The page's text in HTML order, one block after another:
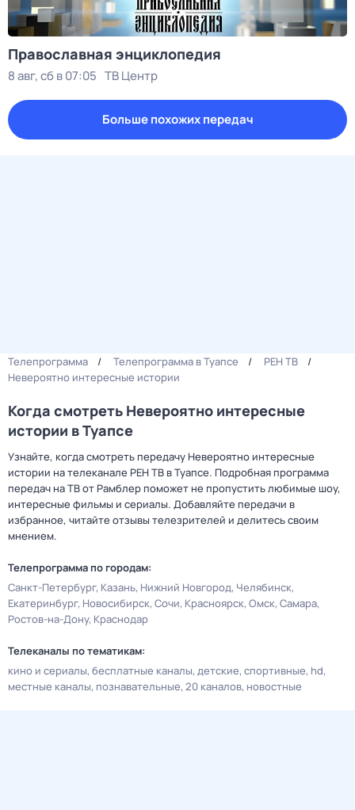
Православная энциклопедия
8 авг, сб в 07:05 ТВ Центр
Больше похожих передач
Телепрограмма Телепрограмма в Туапсе
РЕН ТВ
Невероятно интересные истории
Когда смотреть Невероятно интересные
истории в Туапсе
Узнайте, когда смотреть передачу Невероятно интересные
истории на телеканале РЕН ТВ в Туапсе. Подробная программа
передач на ТВ от Рамблер поможет не пропустить любимые шоу,
интересные фильмы и сериалы. Добавляйте передачи в
избранное, читайте отзывы телезрителей и делитесь своим
мнением.
Телепрограмма по городам:
Санкт-Петербург Казань Нижний Новгород Челябинск
Екатеринбург Новосибирск Сочи Красноярск Омск Самара
Ростов-на-Дону Краснодар
Телеканалы по тематикам:
кино и сериалы бесплатные каналы детские спортивные hd
местные каналы познавательные 20 каналов новостные